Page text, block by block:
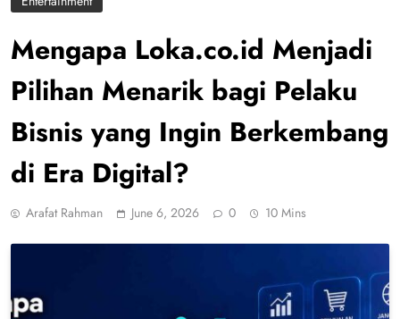
Mengapa Loka.co.id Menjadi
Pilihan Menarik bagi Pelaku
Bisnis yang Ingin Berkembang
di Era Digital?
Arafat Rahman June 6, 2026 0 10 Mins